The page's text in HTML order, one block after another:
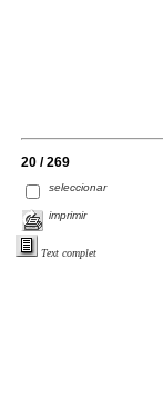
20 / 269
seleccionar
imprimir
Text complet